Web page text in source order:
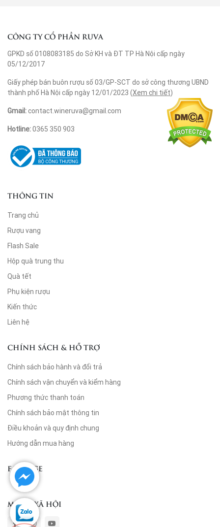
CÔNG TY CỔ PHẦN RUVA
GPKD số 0108083185 do Sở KH và ĐT TP Hà Nội cấp ngày
05/12/2017
Giấy phép bán buôn rượu số 03/GP-SCT do sở công thương UBND
thành phố Hà Nội cấp ngày 12/01/2023 (Xem chi tiết)
Gmail:contact.wineruva@gmail.com
Hotline:0365 350 903
THÔNG TIN
Trang chủ
Rượu vang
Flash Sale
Hộp quà trung thu
Quà tết
Phụ kiện rượu
Kiến thức
Liên hệ
CHÍNH SÁCH & HỖ TRỢ
Chính sách bảo hành và đổi trả
Chính sách vận chuyển và kiểm hàng
Phương thức thanh toán
Chính sách bảo mật thông tin
Điều khoản và quy định chung
Hướng dẫn mua hàng
FANPAGE
MẠNG XÃ HỘI